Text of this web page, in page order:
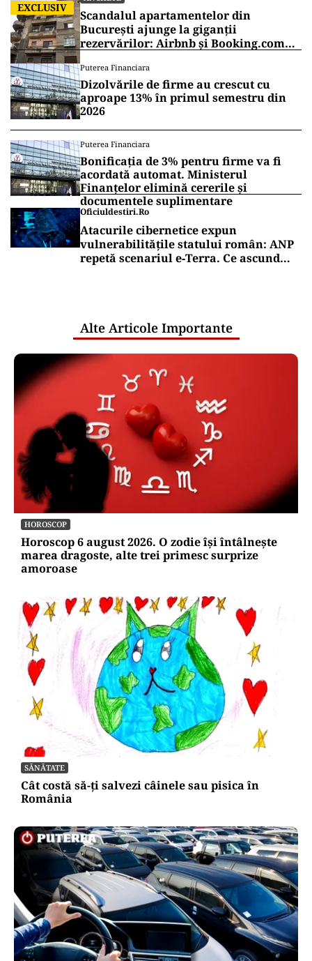
EXCLUSIV
Scandalul apartamentelor din
București ajunge la giganții
rezervărilor: Airbnb și Booking.com
Puterea Financiara
Dizolvările de firme au crescut cu
aproape 13% în primul semestru din
2026
Puterea Financiara
Bonificația de 3% pentru firme va fi
acordată automat. Ministerul
Finanțelor elimină cererile și
documentele suplimentare
Oficiuldestiri.ro
Atacurile cibernetice expun
vulnerabilitățile statului român: ANP
repetă scenariul e‑Terra. Ce ascund
Alte Articole Importante
HOROSCOP
Horoscop 6 august 2026. O zodie își întâlnește
marea dragoste, alte trei primesc surprize
amoroase
SĂNĂTATE
Cât costă să-ți salvezi câinele sau pisica în
România